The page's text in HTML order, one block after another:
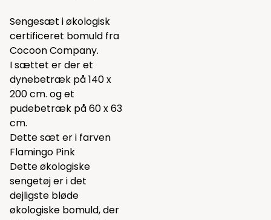
Sengesæt i økologisk
certificeret bomuld fra
Cocoon Company.
I sættet er der et
dynebetræk på 140 x
200 cm. og et
pudebetræk på 60 x 63
cm.
Dette sæt er i farven
Flamingo Pink
Dette økologiske
sengetøj er i det
dejligste bløde
økologiske bomuld, der